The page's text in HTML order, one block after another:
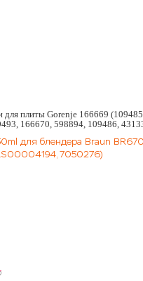
для плиты Gorenje 166669
166670, 598894, 109486,